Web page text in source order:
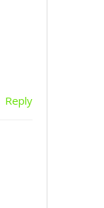
Reply